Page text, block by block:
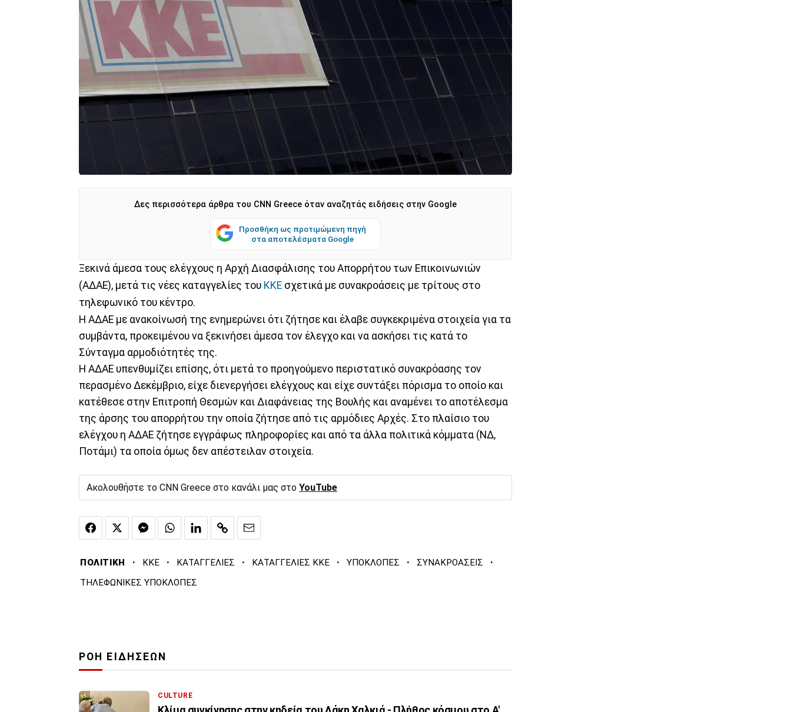
Δες περισσότερα άρθρα του CNN Greece όταν αναζητάς ειδήσεις στην Google
Προσθήκη ως προτιμώμενη πηγή
στα αποτελέσματα Google
Ξεκινά άμεσα τους ελέγχους η Αρχή Διασφάλισης του Απορρήτου των Επικοινωνιών
(ΑΔΑΕ), μετά τις νέες καταγγελίες του ΚΚΕ σχετικά με συνακροάσεις με τρίτους στο
τηλεφωνικό του κέντρο.
Η ΑΔΑΕ με ανακοίνωσή της ενημερώνει ότι ζήτησε και έλαβε συγκεκριμένα στοιχεία για τα
συμβάντα, προκειμένου να ξεκινήσει άμεσα τον έλεγχο και να ασκήσει τις κατά το
Σύνταγμα αρμοδιότητές της.
Η ΑΔΑΕ υπενθυμίζει επίσης, ότι μετά το προηγούμενο περιστατικό συνακρόασης τον
περασμένο Δεκέμβριο, είχε διενεργήσει ελέγχους και είχε συντάξει πόρισμα το οποίο και
κατέθεσε στην Επιτροπή Θεσμών και Διαφάνειας της Βουλής και αναμένει το αποτέλεσμα
της άρσης του απορρήτου την οποία ζήτησε από τις αρμόδιες Αρχές. Στο πλαίσιο του
ελέγχου η ΑΔΑΕ ζήτησε εγγράφως πληροφορίες και από τα άλλα πολιτικά κόμματα (ΝΔ,
Ποτάμι) τα οποία όμως δεν απέστειλαν στοιχεία.
Ακολουθήστε το CNN Greece στο κανάλι μας στο YouTube
ΠΟΛΙΤΙΚΗ · ΚΚΕ · ΚΑΤΑΓΓΕΛΙΕΣ · ΚΑΤΑΓΓΕΛΙΕΣ ΚΚΕ · ΥΠΟΚΛΟΠΕΣ · ΣΥΝΑΚΡΟΑΣΕΙΣ ·
ΤΗΛΕΦΩΝΙΚΕΣ ΥΠΟΚΛΟΠΕΣ
ΡΟΗ ΕΙΔΗΣΕΩΝ
CULTURE